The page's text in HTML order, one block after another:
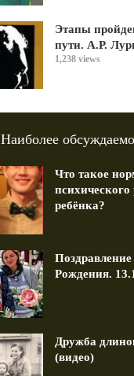
Этапы
пути. А.Р.
1,238 views
Наиболее
Что такое
психического
ребёнка?
Рождения.
Дружба
(видео)